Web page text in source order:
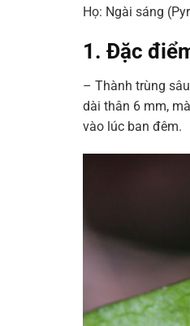
Họ: Ngài sáng
1. Đặc
– Thành trùng
dài thân 6 mm,
vào lúc ban đêm.